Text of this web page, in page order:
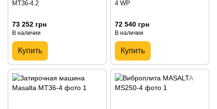
MT36-4.2
73 252 грн
В наличии
Купить
4 WP
72 540 грн
В наличии
Купить